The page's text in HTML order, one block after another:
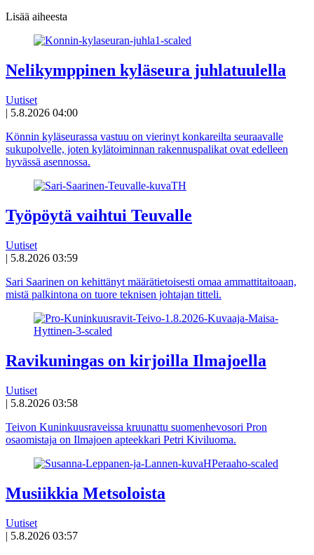
Lisää aiheesta
Nelikymppinen kyläseura juhlatuulella
Uutiset
| 5.8.2026 04:00
Könnin kyläseurassa vastuu on vierinyt konkareilta seuraavalle
sukupolvelle, joten kylätoiminnan rakennuspalikat ovat edelleen
hyvässä asennossa.
Työpöytä vaihtui Teuvalle
Uutiset
| 5.8.2026 03:59
Sari Saarinen on kehittänyt määrätietoisesti omaa ammattitaitoaan,
mistä palkintona on tuore teknisen johtajan titteli.
Ravikuningas on kirjoilla Ilmajoella
Uutiset
| 5.8.2026 03:58
Teivon Kuninkuusraveissa kruunattu suomenhevosori Pron
osaomistaja on Ilmajoen apteekkari Petri Kiviluoma.
Musiikkia Metsoloista
Uutiset
| 5.8.2026 03:57